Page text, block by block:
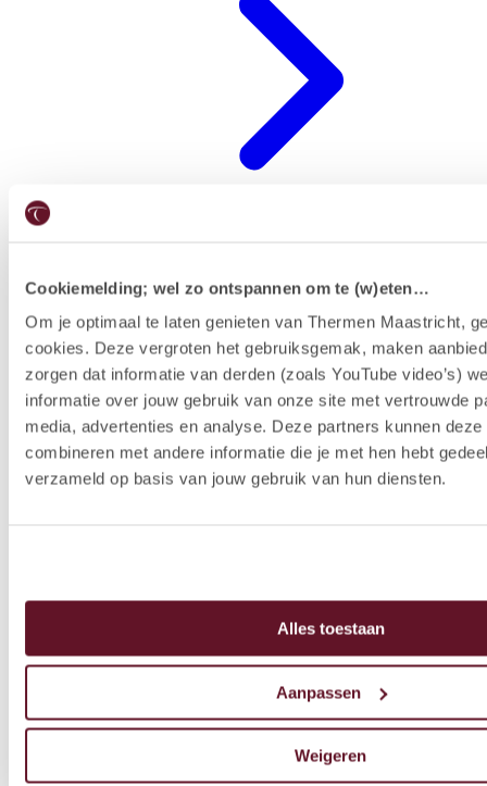
Cookiemelding; wel zo ontspannen om te (w)eten…
Om je optimaal te laten genieten van Thermen Maastricht,
cookies. Deze vergroten het gebruiksgemak, maken
zorgen dat informatie van derden (zoals YouTube video’s)
informatie over jouw gebruik van onze site met vertrouwde
media, advertenties en analyse. Deze partners kunnen deze
combineren met andere informatie die je met hen hebt
verzameld op basis van jouw gebruik van hun diensten.
Alles toestaan
Aanpassen
Weigeren
Restaurants